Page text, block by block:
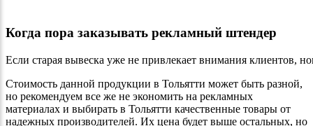
Когда пора заказывать рекламный штендер
Если старая вывеска уже не привлекает внимания клиентов,
Стоимость данной продукции в Тольятти может быть разной,
но рекомендуем все же не экономить на рекламных
материалах и выбирать в Тольятти качественные товары от
надежных производителей. Их цена будет выше остальных, но